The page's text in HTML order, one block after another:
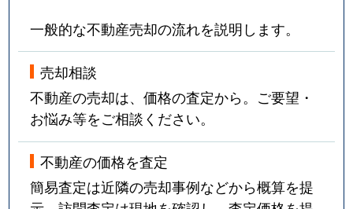
一般的な不動産売却の流れを説明します。
売却相談
不動産の売却は、価格の査定から。ご要望・
お悩み等をご相談ください。
不動産の価格を査定
簡易査定は近隣の売却事例などから概算を提